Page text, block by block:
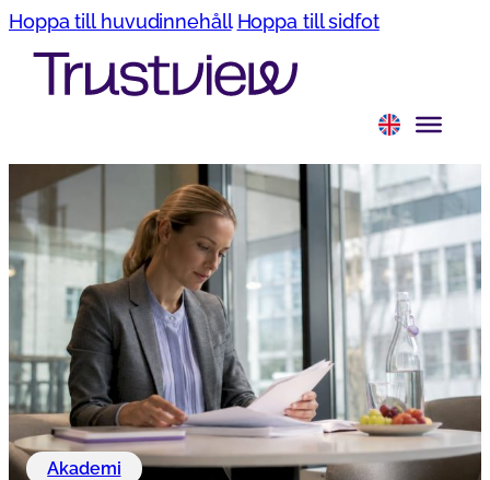
Hoppa till huvudinnehåll Hoppa till sidfot
Akademi